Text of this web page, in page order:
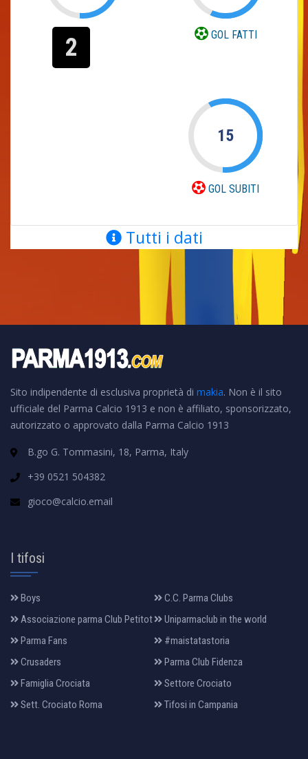
2 GOL FATTI
15
GOL SUBITI
Tutti i dati
Sito indipendente di esclusiva proprietà di makia. Non è il sito
ufficiale del Parma Calcio 1913 e non è affiliato, sponsorizzato,
autorizzato o approvato dalla Parma Calcio 1913
B.go G. Tommasini, 18, Parma, Italy
+39 0521 504382
gioco@calcio.email
I tifosi
Boys
C.C. Parma Clubs
Associazione parma Club Petitot
Uniparmaclub in the world
Parma Fans
#maistatastoria
Crusaders
Parma Club Fidenza
Famiglia Crociata
Settore Crociato
Sett. Crociato Roma
Tifosi in Campania